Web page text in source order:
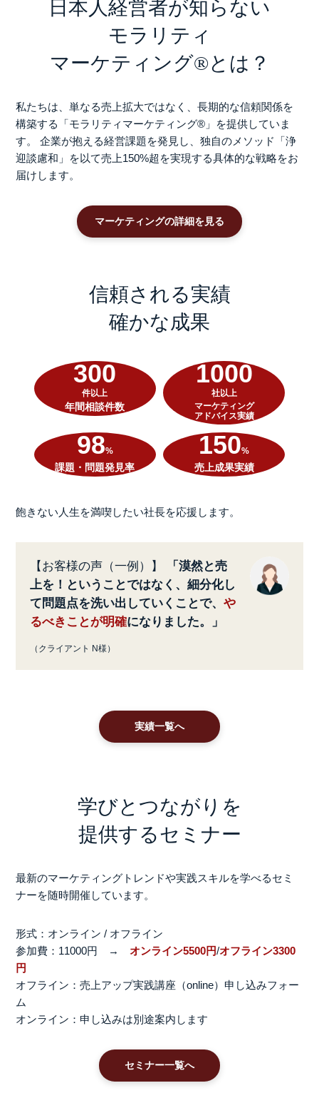
日本人経営者が知らない
モラリティ
マーケティング®︎とは？
私たちは、単なる売上拡大ではなく、長期的な信頼関係を
構築する「モラリティマーケティング®︎」を提供していま
す。
企業が抱える経営課題を発見し、独自のメソッド「浄
迎談慮和」を以て売上150%超を実現する具体的な戦略をお
届けします。
マーケティングの詳細を見る
信頼される実績
確かな成果
300
件以上
年間相談件数
1000
社以上
マーケティング
アドバイス実績
98%
課題・問題発見率
150%
売上成果実績
飽きない人生を満喫したい社長を応援します。
【お客様の声（一例）】
「漠然と売
上を！ということではなく、細分化し
て問題点を洗い出していくことで、や
るべきことが明確になりました。」
（クライアント N様）
実績一覧へ
学びとつながりを
提供するセミナー
最新のマーケティングトレンドや実践スキルを学べるセミ
ナーを随時開催しています。
形式：オンライン / オフライン
参加費：11000円 →オンライン5500円/オフライン3300
円
オフライン：売上アップ実践講座（online）申し込みフォー
ム
オンライン：申し込みは別途案内します
セミナー一覧へ